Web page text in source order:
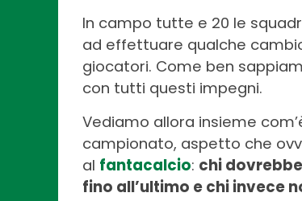
In campo tutte e 20 le
ad effettuare qualche
giocatori. Come ben
con tutti questi impegni.
Vediamo allora insieme
campionato, aspetto che
al fantacalcio: chi
fino all’ultimo e chi invece